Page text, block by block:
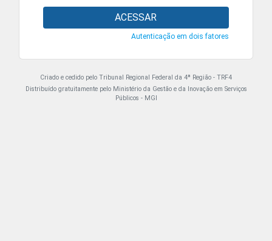
ACESSAR
Autenticação em dois fatores
Criado e cedido pelo Tribunal Regional Federal da 4ª Região - TRF4
Distribuído gratuitamente pelo Ministério da Gestão e da Inovação em Serviços
Públicos - MGI